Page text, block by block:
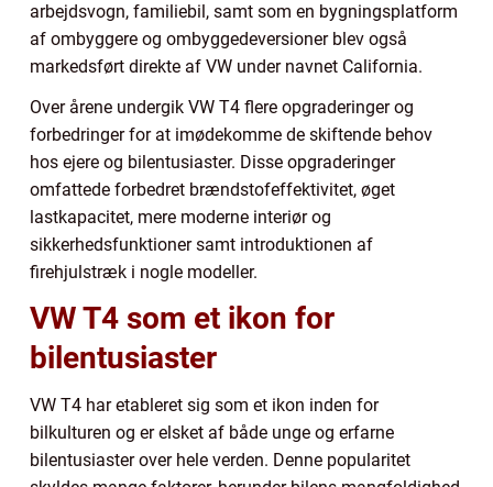
arbejdsvogn, familiebil, samt som en bygningsplatform
af ombyggere og ombyggedeversioner blev også
markedsført direkte af VW under navnet California.
Over årene undergik VW T4 flere opgraderinger og
forbedringer for at imødekomme de skiftende behov
hos ejere og bilentusiaster. Disse opgraderinger
omfattede forbedret brændstofeffektivitet, øget
lastkapacitet, mere moderne interiør og
sikkerhedsfunktioner samt introduktionen af
firehjulstræk i nogle modeller.
VW T4 som et ikon for
bilentusiaster
VW T4 har etableret sig som et ikon inden for
bilkulturen og er elsket af både unge og erfarne
bilentusiaster over hele verden. Denne popularitet